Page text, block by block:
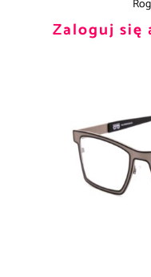
Zaloguj się